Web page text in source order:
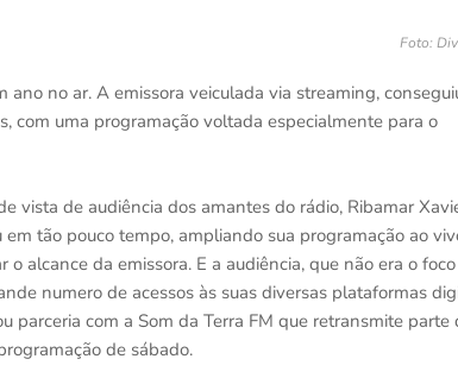
Foto:
no ar. A emissora veiculada via streaming,
com uma programação voltada especialmente para o
vista de audiência dos amantes do rádio, Ribamar
tão pouco tempo, ampliando sua programação ao
alcance da emissora. E a audiência, que não era o foco
numero de acessos às suas diversas plataformas
parceria com a Som da Terra FM que retransmite parte
de sábado.